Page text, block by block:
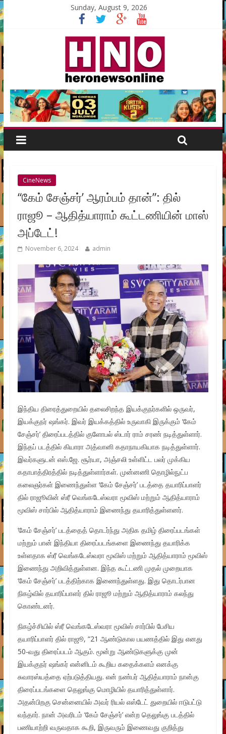
Sunday, August 9, 2026
CineNews
“கேம் சேஞ்சர்’ ஆரம்பம் தான்”: தில்
ராஜூ – ஆதித்யாராம் கூட்டணியின் மாஸ்
அப்டேட்!
November 6, 2024 admin
இந்திய திரைத்துறையில் தலைசிறந்த இயக்குநர்களில் ஒருவர்,
இயக்குநர் ஷங்கர். இவர் இயக்கத்தில் உருவாகி இருக்கும் ‘கேம்
சேஞ்சர்’ திரைப்படத்தில் குளோபல் ஸ்டார் ராம் சரண் நடித்துள்ளார்.
இந்தப் படத்தில் கியாரா அத்வானி கதாநாயகியாக நடித்துள்ளார்.
இவர்களுடன் எஸ்.ஜே. சூர்யா, அஞ்சலி உள்ளிட்ட பலர் முக்கிய
கதாபாத்திரத்தில் நடித்துள்ளார்கள். முன்னணி தொழில்நுட்ப
கலைஞர்கள் இணைந்துள்ள ‘கேம் சேஞ்சர்’ படத்தை தயாரிப்பாளர்
தில் ராஜூவின் ஸ்ரீ வெங்கடேஸ்வரா மூவிஸ் மற்றும் ஆதித்யாராம்
மூவிஸ் சார்பில் ஆதித்யாராம் இணைந்து தயாரித்துள்ளனர்.
‘கேம் சேஞ்சர்’ படத்தைத் தொடர்ந்து அதிக தமிழ் திரைப்படங்கள்
மற்றும் பான் இந்தியா திரைப்படங்களை இணைந்து தயாரிக்க
உள்ளதாக ஸ்ரீ வெங்கடேஸ்வரா மூவிஸ் மற்றும் ஆதித்யாராம் மூவிஸ்
இணைந்து அறிவித்துள்ளன. இந்த கூட்டணி முதல் முறையாக
‘கேம் சேஞ்சர்’ படத்திற்காக இணைந்துள்ளது. இது தொடர்பான
நிகழ்வில் தயாரிப்பாளர் தில் ராஜூ மற்றும் ஆதித்யாராம் கலந்து
கொண்டனர்.
நிகழ்ச்சியில் ஸ்ரீ வெங்கடேஸ்வரா மூவிஸ் சார்பில் பேசிய
தயாரிப்பாளர் தில் ராஜூ, “21 ஆண்டுகால பயணத்தில் இது எனது
50-வது திரைப்படம் ஆகும். மூன்று ஆண்டுகளுக்கு முன்
இயக்குநர் ஷங்கர் என்னிடம் கூறிய கதைக்களம் எனக்கு
சுவாரஸ்யத்தை ஏற்படுத்தியது. என் நண்பர் ஆதித்யாராம் நான்கு
திரைப்படங்களை தெலுங்கு மொழியில் தயாரித்துள்ளார்.
அதன்பிறகு சென்னையில் அவர் ரியல் எஸ்டேட் துறையில் ஈடுபட்டு
வந்தார். நான் அவரிடம் ‘கேம் சேஞ்சர்’ என்ற தெலுங்கு படத்தில்
பணியாற்றி வருவதாக கூறி, இருவரும் இணைவது குறித்து